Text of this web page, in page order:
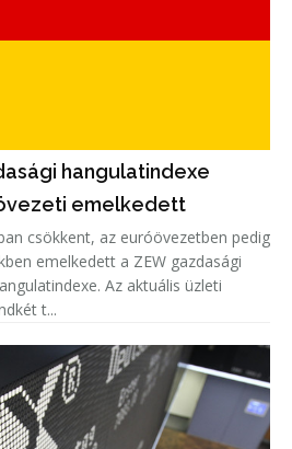
hangulatindexe
emelkedett
csökkent, az euróövezetben pedig
emelkedett a ZEW gazdasági
Az aktuális üzleti
t...